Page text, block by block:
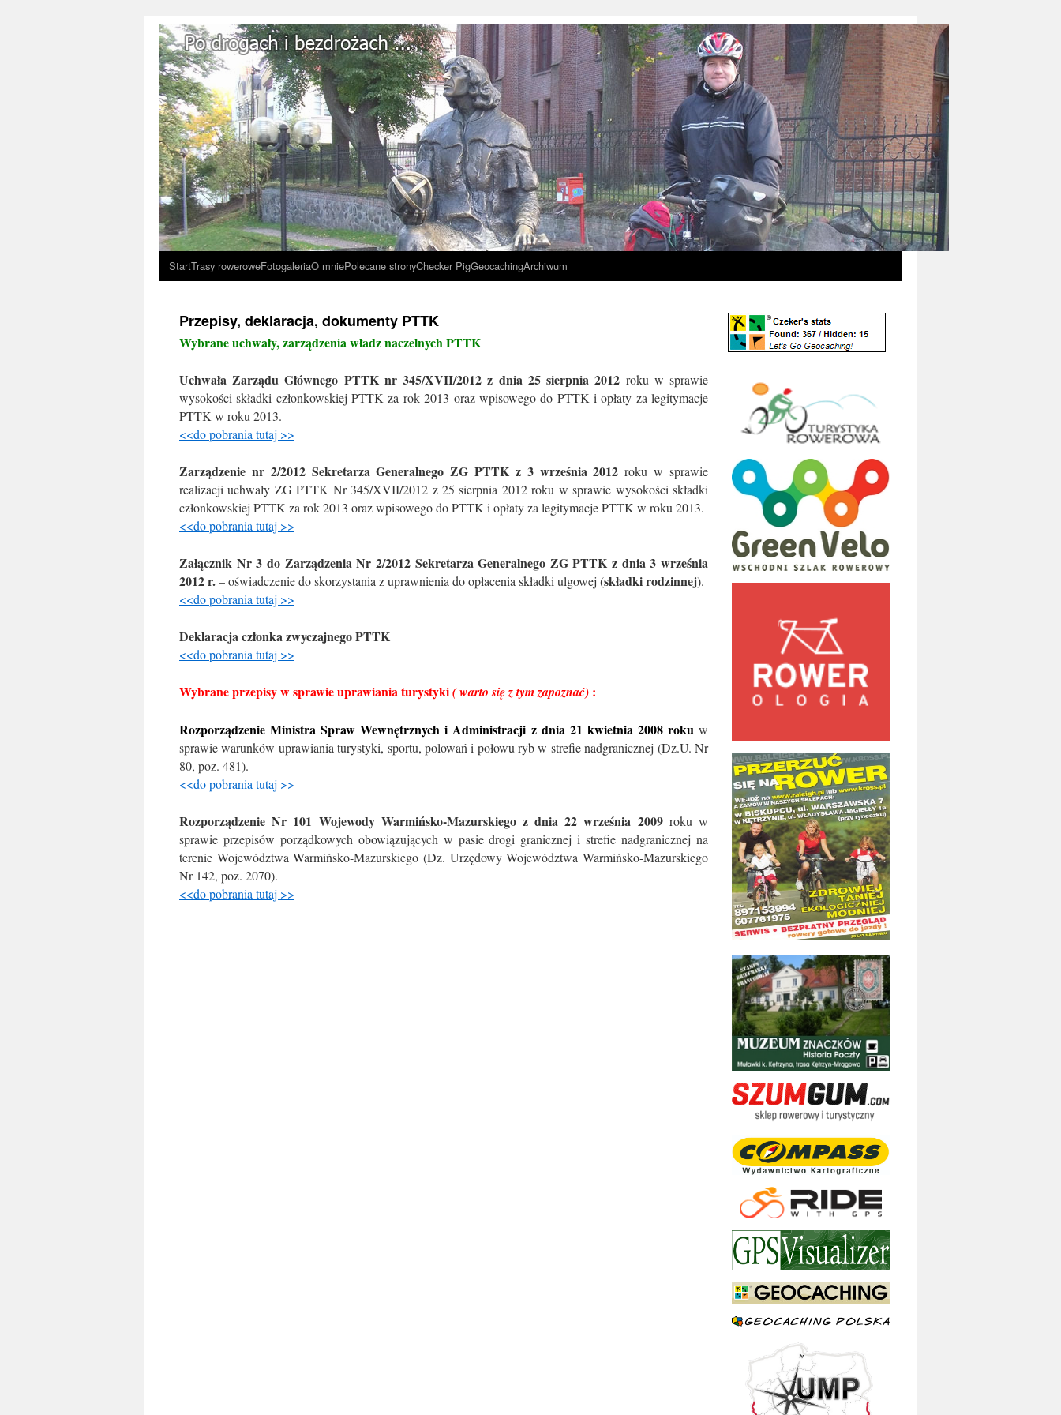
StartTrasy roweroweFotogaleriaO mniePolecane stronyChecker PigGeocachingArchiwum
Przepisy, deklaracja, dokumenty PTTK
Wybrane uchwały, zarządzenia władz naczelnych PTTK
Uchwała Zarządu Głównego PTTK nr 345/XVII/2012 z dnia 25 sierpnia 2012 roku w sprawie
wysokości składki członkowskiej PTTK za rok 2013 oraz wpisowego do PTTK i opłaty za legitymacje
PTTK w roku 2013.
<<do pobrania tutaj >>
Zarządzenie nr 2/2012 Sekretarza Generalnego ZG PTTK z 3 września 2012 roku w sprawie
realizacji uchwały ZG PTTK Nr 345/XVII/2012 z 25 sierpnia 2012 roku w sprawie wysokości składki
członkowskiej PTTK za rok 2013 oraz wpisowego do PTTK i opłaty za legitymacje PTTK w roku 2013.
<<do pobrania tutaj >>
Załącznik Nr 3 do Zarządzenia Nr 2/2012 Sekretarza Generalnego ZG PTTK z dnia 3 września
2012 r.– oświadczenie do skorzystania z uprawnienia do opłacenia składki ulgowej (składki rodzinnej).
<<do pobrania tutaj >>
Deklaracja członka zwyczajnego PTTK
<<do pobrania tutaj >>
Wybrane przepisy w sprawie uprawiania turystyki( warto się z tym zapoznać) :
Rozporządzenie Ministra Spraw Wewnętrznych i Administracji z dnia 21 kwietnia 2008 roku w
sprawie warunków uprawiania turystyki, sportu, polowań i połowu ryb w strefie nadgranicznej (Dz.U. Nr
80, poz. 481).
<<do pobrania tutaj >>
Rozporządzenie Nr 101 Wojewody Warmińsko-Mazurskiego z dnia 22 września 2009roku w
sprawie przepisów porządkowych obowiązujących w pasie drogi granicznej i strefie nadgranicznej na
terenie Województwa Warmińsko-Mazurskiego (Dz. Urzędowy Województwa Warmińsko-Mazurskiego
Nr 142, poz. 2070).
<<do pobrania tutaj >>